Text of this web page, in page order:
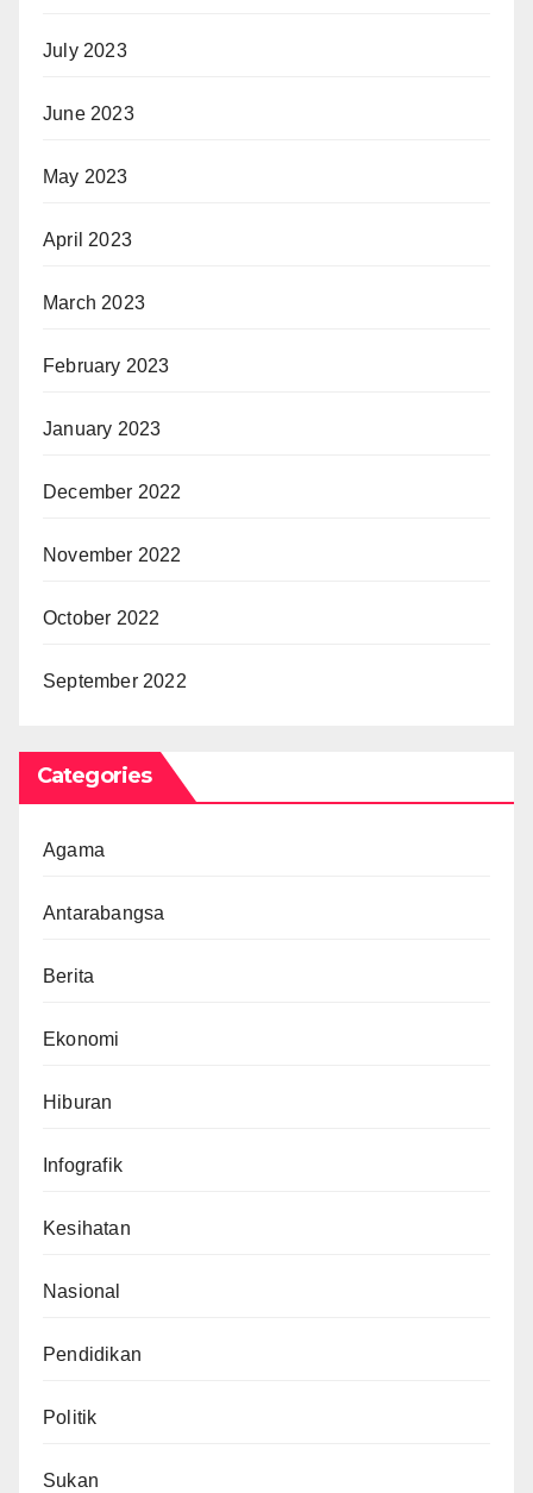
July 2023
June 2023
May 2023
April 2023
March 2023
February 2023
January 2023
December 2022
November 2022
October 2022
September 2022
Categories
Agama
Antarabangsa
Berita
Ekonomi
Hiburan
Infografik
Kesihatan
Nasional
Pendidikan
Politik
Sukan